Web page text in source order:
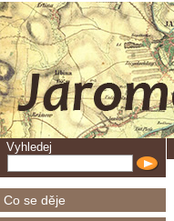
Vyhledej
Co se děje